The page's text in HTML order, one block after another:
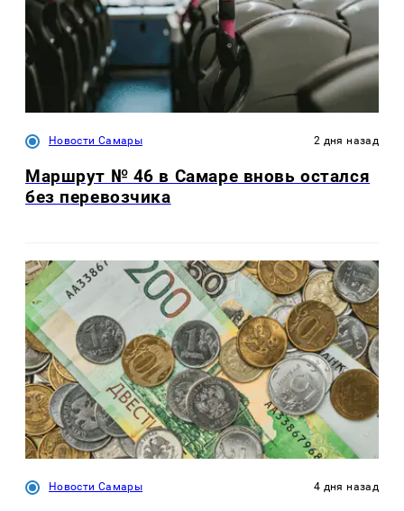
Новости Самары 2 дня назад
Маршрут № 46 в Самаре вновь остался
без перевозчика
Новости Самары 4 дня назад